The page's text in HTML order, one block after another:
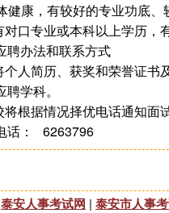
健康，有较好的专业功底、
对口专业或本科以上学历，
聘办法和联系方式
个人简历、获奖和荣誉证书
学科。
将根据情况择优电话通知面
话： 6263796
泰安人事考试网 | 泰安市人事